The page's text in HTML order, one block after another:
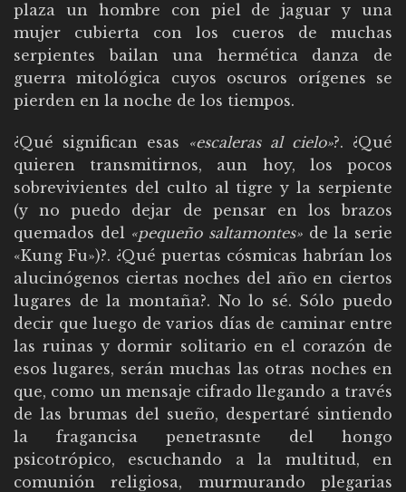
plaza un hombre con piel de jaguar y una
mujer cubierta con los cueros de muchas
serpientes bailan una hermética danza de
guerra mitológica cuyos oscuros orígenes se
pierden en la noche de los tiempos.
¿Qué significan esas «escaleras al cielo»?. ¿Qué
quieren transmitirnos, aun hoy, los pocos
sobrevivientes del culto al tigre y la serpiente
(y no puedo dejar de pensar en los brazos
quemados del «pequeño saltamontes» de la serie
«Kung Fu»)?. ¿Qué puertas cósmicas habrían los
alucinógenos ciertas noches del año en ciertos
lugares de la montaña?. No lo sé. Sólo puedo
decir que luego de varios días de caminar entre
las ruinas y dormir solitario en el corazón de
esos lugares, serán muchas las otras noches en
que, como un mensaje cifrado llegando a través
de las brumas del sueño, despertaré sintiendo
la fragancisa penetrasnte del hongo
psicotrópico, escuchando a la multitud, en
comunión religiosa, murmurando plegarias